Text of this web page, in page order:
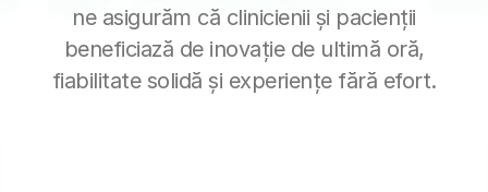
ne asigurăm că clinicienii și pacienții
beneficiază de inovație de ultimă oră,
fiabilitate solidă și experiențe fără efort.